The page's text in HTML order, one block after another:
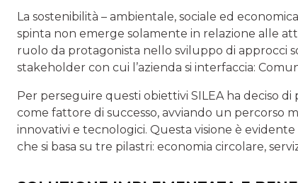
La sostenibilità – ambientale, sociale ed
spinta non emerge solamente in relazione alle
ruolo da protagonista nello sviluppo di approcci
stakeholder con cui l’azienda si interfaccia:
Per perseguire questi obiettivi SILEA ha deciso
come fattore di successo, avviando un percorso
innovativi e tecnologici. Questa visione è
che si basa su tre pilastri: economia circolare,